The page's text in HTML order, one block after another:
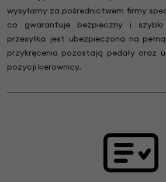
wysyłamy za pośrednictwem firmy
co gwarantuje bezpieczny i
przesyłka jest ubezpieczona na
przykręcenia pozostają pedały oraz
pozycji kierownicy.